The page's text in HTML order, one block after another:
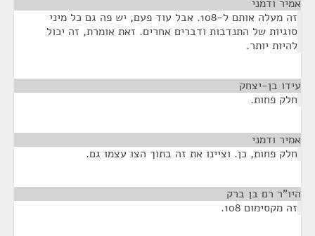
אמיר ודמני
זה מעלה אותם ל-108. אבל עוד פעם, יש פה גם כל מיני
סוגיות של התנדבות ודברים אחרים. זאת אומרת, זה יכול
להיות יותר.
עידו בן-יצחק
חלק פחות.
אמיר ודמני
חלק פחות, כן. וציינו את זה בתוך הצו עצמו גם.
היו"ר רם בן ברק
זה מקסימום 108.